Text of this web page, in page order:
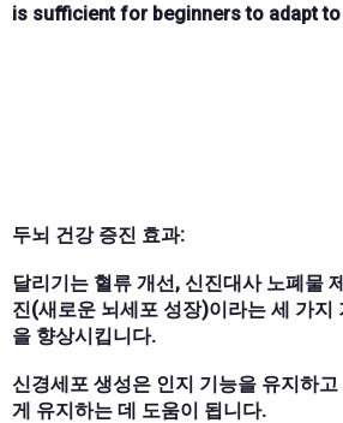
is sufficient for beginners to adapt
두뇌 건강 증진 효과:
달리기는 혈류 개선, 신진대사 노폐물
진(새로운 뇌세포 성장)이라는 세 가지
을 향상시킵니다.
신경세포 생성은 인지 기능을 유지하
게 유지하는 데 도움이 됩니다.